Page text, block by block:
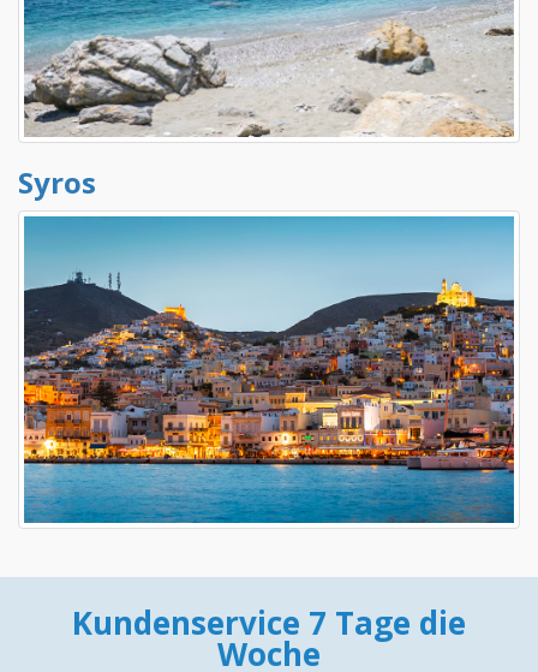
Syros
Kundenservice 7 Tage die
Woche